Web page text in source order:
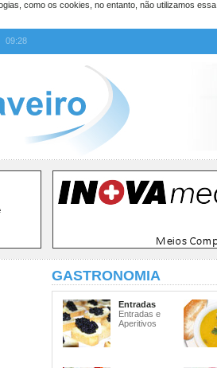
como os cookies, no entanto, não utilizamos
09:28
GASTRONOMIA
Entradas
Entradas e
Aperitivos